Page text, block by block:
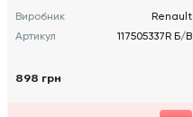
Виробник
Renault
Артикул
117505337R Б/В
898 грн